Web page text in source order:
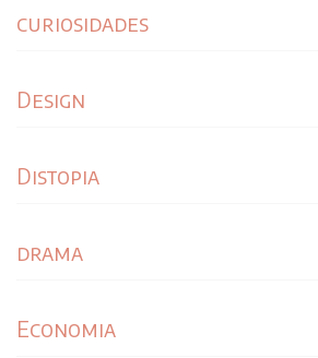
curiosidades
Design
Distopia
drama
Economia